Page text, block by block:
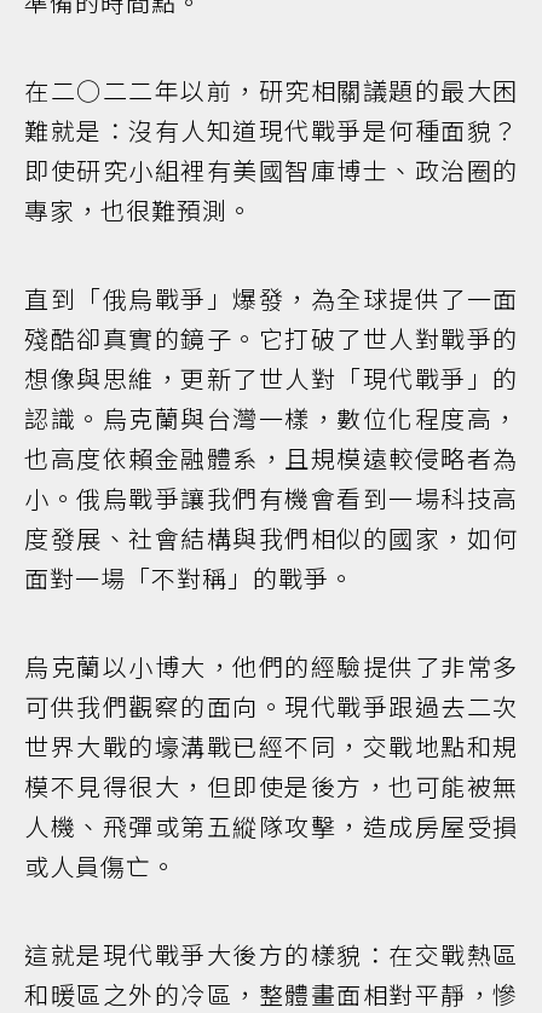
在二○二二年以前，研究相關議題的最大困
難就是：沒有人知道現代戰爭是何種面貌？
即使研究小組裡有美國智庫博士、政治圈的
專家，也很難預測。
直到「俄烏戰爭」爆發，為全球提供了一面
殘酷卻真實的鏡子。它打破了世人對戰爭的
想像與思維，更新了世人對「現代戰爭」的
認識。烏克蘭與台灣一樣，數位化程度高，
也高度依賴金融體系，且規模遠較侵略者為
小。俄烏戰爭讓我們有機會看到一場科技高
度發展、社會結構與我們相似的國家，如何
面對一場「不對稱」的戰爭。
烏克蘭以小博大，他們的經驗提供了非常多
可供我們觀察的面向。現代戰爭跟過去二次
世界大戰的壕溝戰已經不同，交戰地點和規
模不見得很大，但即使是後方，也可能被無
人機、飛彈或第五縱隊攻擊，造成房屋受損
或人員傷亡。
這就是現代戰爭大後方的樣貌：在交戰熱區
和暖區之外的冷區，整體畫面相對平靜，慘